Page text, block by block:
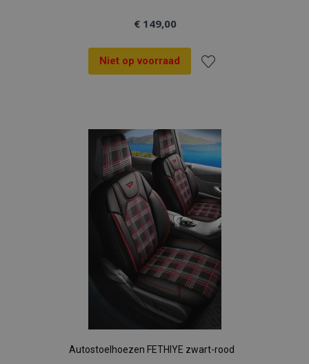
€ 149,00
Niet op voorraad
aan
verlanglijst
Autostoelhoezen FETHIYE zwart-rood